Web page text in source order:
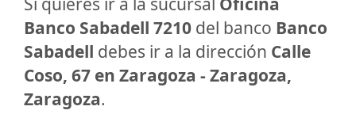
Banco Sabadell 7210 del banco Banco
Sabadell debes ir a la dirección Calle
Coso, 67 en Zaragoza - Zaragoza,
Zaragoza.